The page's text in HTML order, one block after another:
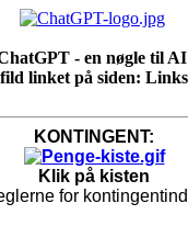
- en nøgle til
fild linket på siden: Links
KONTINGENT:
Klik på kisten
for